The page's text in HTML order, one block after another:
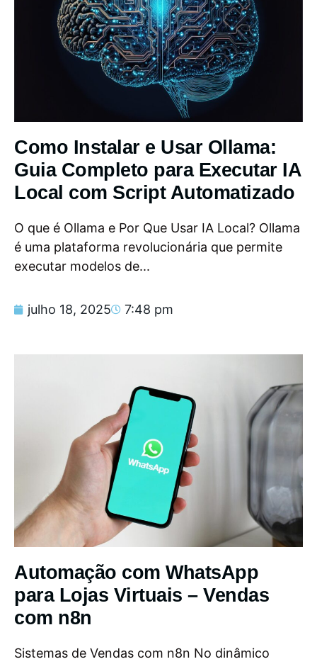
Como Instalar e Usar Ollama:
Guia Completo para Executar IA
Local com Script Automatizado
O que é Ollama e Por Que Usar IA Local? Ollama
é uma plataforma revolucionária que permite
executar modelos de...
julho 18, 2025 7:48 pm
Automação com WhatsApp
para Lojas Virtuais – Vendas
com n8n
Sistemas de Vendas com n8n No dinâmico